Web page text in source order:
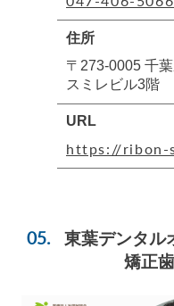
住所
〒273-0005 千
スミレビル3階
URL
https://ribon-
東葉デンタル
矯正